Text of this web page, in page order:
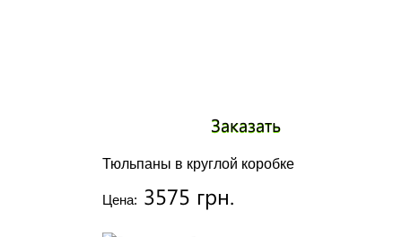
Тюльпаны в круглой коробке
Цена: 3575 грн.
Заказать